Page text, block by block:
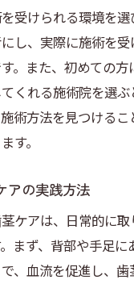
受けられる環境を
し、実際に施術を
。また、初めての
くれる施術院を選ぶ
術方法を見つける
す。
アの実践方法
ケアは、日常的に
まず、背部や手足に
、血流を促進し、